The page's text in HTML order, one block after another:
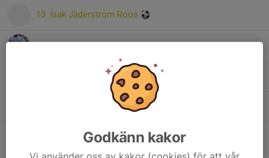
13. Isak Jäderström Roos
14. Ahmed Awes
17. Edwin Sahlén-Åkerlund
Godkänn kakor